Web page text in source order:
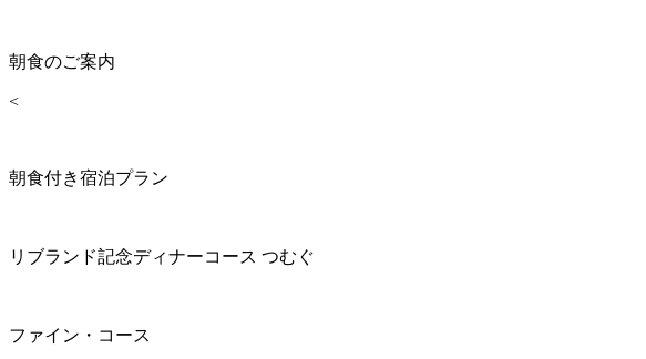
朝食のご案内
<
朝食付き宿泊プラン
リブランド記念ディナーコース つむぐ
ファイン・コース